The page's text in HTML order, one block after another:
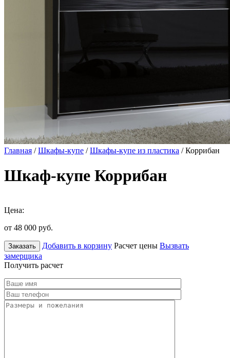
Главная /Шкафы-купе /Шкафы-купе из пластика / Коррибан
Шкаф-купе Коррибан
Цена:
от 48 000 руб.
Заказать Добавить в корзину Расчет цены Вызвать
замерщика
Получить расчет